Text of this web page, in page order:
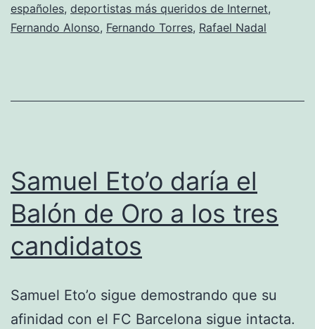
deportistas
más
internautas
españoles, deportistas más queridos de Internet,
Fernando Alonso, Fernando Torres, Rafael Nadal
Samuel Eto’o daría el
Balón de Oro a los tres
candidatos
Samuel Eto’o sigue demostrando que su
afinidad con el FC Barcelona sigue intacta.